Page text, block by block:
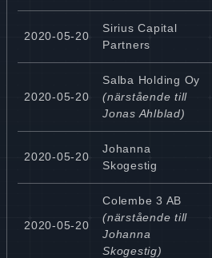
2020-05-20
Sirius Capital
Partners
2020-05-20
Salba Holding Oy
(närstående till
Jonas Ahlblad)
2020-05-20
Johanna
Skogestig
2020-05-20
Colembe 3 AB
(närstående till
Johanna
Skogestig)